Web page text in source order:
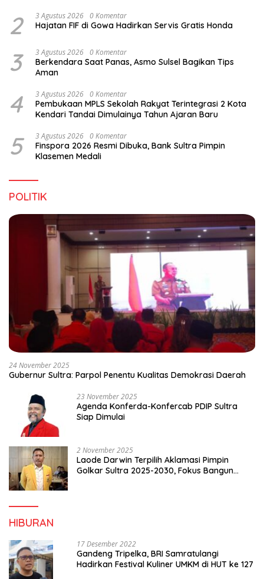
2 3 Agustus 2026 0 Komentar
Hajatan FIF di Gowa Hadirkan Servis Gratis Honda
3 3 Agustus 2026 0 Komentar
Berkendara Saat Panas, Asmo Sulsel Bagikan Tips
Aman
4 3 Agustus 2026 0 Komentar
Pembukaan MPLS Sekolah Rakyat Terintegrasi 2 Kota
Kendari Tandai Dimulainya Tahun Ajaran Baru
5 3 Agustus 2026 0 Komentar
Finspora 2026 Resmi Dibuka, Bank Sultra Pimpin
Klasemen Medali
POLITIK
24 November 2025
Gubernur Sultra: Parpol Penentu Kualitas Demokrasi Daerah
23 November 2025
Agenda Konferda-Konfercab PDIP Sultra
Siap Dimulai
2 November 2025
Laode Darwin Terpilih Aklamasi Pimpin
Golkar Sultra 2025-2030, Fokus Bangun
HIBURAN
17 Desember 2022
Gandeng Tripelka, BRI Samratulangi
Hadirkan Festival Kuliner UMKM di HUT ke 127